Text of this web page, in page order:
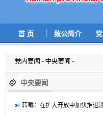
首 页 致公简介
党内要闻 - 中央要闻 -
中央要闻
转载：在扩大开放中加快推